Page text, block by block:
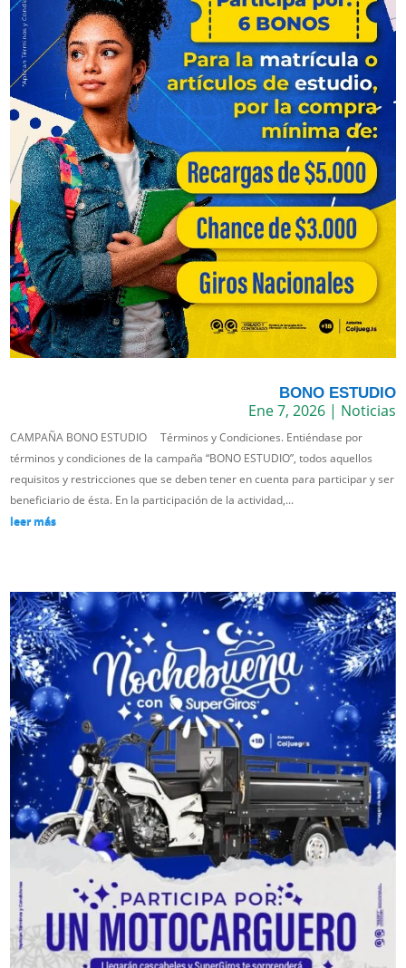
BONO ESTUDIO
Ene 7, 2026| Noticias
CAMPAÑA BONO ESTUDIO Términos y Condiciones. Entiéndase por
términos y condiciones de la campaña “BONO ESTUDIO”, todos aquellos
requisitos y restricciones que se deben tener en cuenta para participar y ser
beneficiario de ésta. En la participación de la actividad,...
leer más